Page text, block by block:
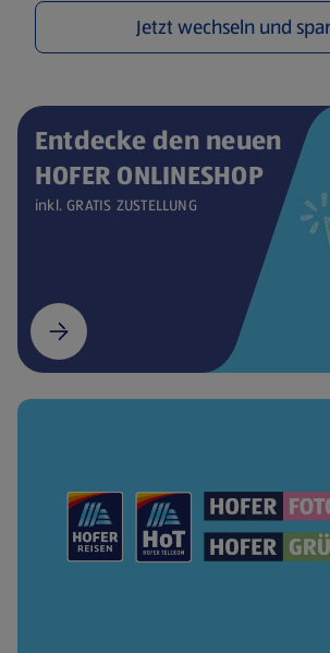
Jetzt wechseln und
Entdecke den neuen
HOFER ONLINESHOP
inkl. GRATIS ZUSTELLUNG
(öffnet in einem neuen Tab)